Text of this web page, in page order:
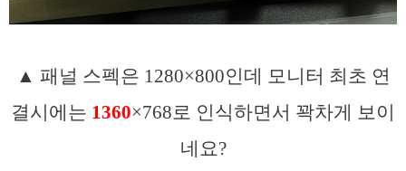
▲ 패널 스펙은 1280×800인데 모니터 최초 연
결시에는 1360×768로 인식하면서 꽉차게 보이
네요?